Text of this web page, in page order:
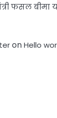
फसल बीमा
onHello